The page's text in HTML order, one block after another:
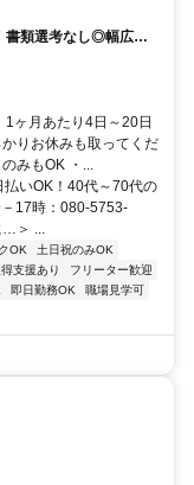
書類選考なし◎幅広い
ヶ月あたり4日～20日
りお休みも取ってくだ
みもOK ・...
いOK！40代～70代の
17時：080-5753-
…＞ ...
OK
土日祝のみOK
支援あり
フリーター歓迎
即日勤務OK
職場見学可